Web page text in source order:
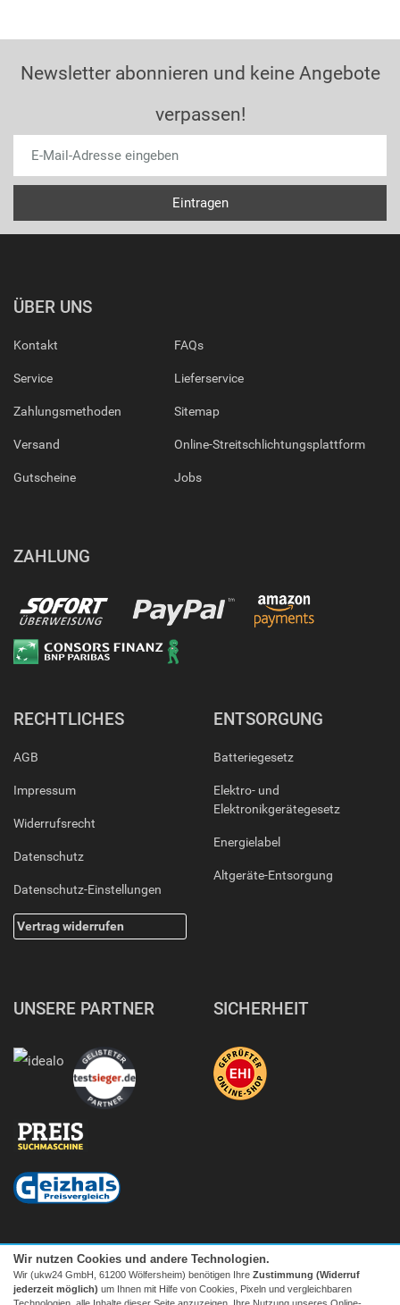
Newsletter abonnieren und keine Angebote
verpassen!
ÜBER UNS
Kontakt
Service
Zahlungsmethoden
Versand
Gutscheine
FAQs
Lieferservice
Sitemap
Online-Streitschlichtungsplattform
Jobs
ZAHLUNG
RECHTLICHES
AGB
Impressum
Widerrufsrecht
Datenschutz
Datenschutz-Einstellungen
Vertrag widerrufen
ENTSORGUNG
Batteriegesetz
Elektro- und
Elektronikgerätegesetz
Energielabel
Altgeräte-Entsorgung
UNSERE PARTNER SICHERHEIT
Wir nutzen Cookies und andere Technologien.
Wir (ukw24 GmbH, 61200 Wölfersheim) benötigen Ihre Zustimmung (Widerruf
jederzeit möglich) um Ihnen mit Hilfe von Cookies, Pixeln und vergleichbaren